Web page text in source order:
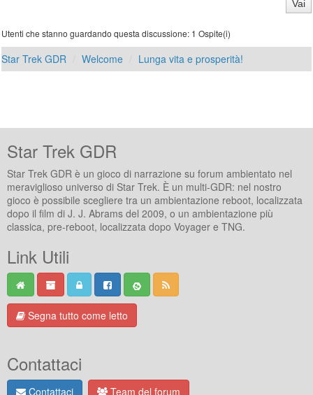
Utenti che stanno guardando questa discussione: 1 Ospite(i)
Star Trek GDR Welcome Lunga vita e prosperità!
Star Trek GDR
Star Trek GDR è un gioco di narrazione su forum ambientato nel
meraviglioso universo di Star Trek. È un multi-GDR: nel nostro
gioco è possibile scegliere tra un ambientazione reboot, localizzata
dopo il film di J. J. Abrams del 2009, o un ambientazione più
classica, pre-reboot, localizzata dopo Voyager e TNG.
Link Utili
Segna tutto come letto
Contattaci
Contattaci Team del forum